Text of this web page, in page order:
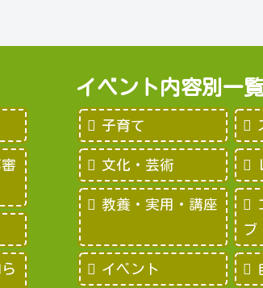
イベント内容別一
子育て
文化・芸術
教養・実用・講座
ブ
イベント